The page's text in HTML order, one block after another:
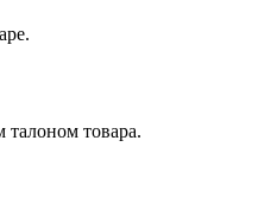
товара.